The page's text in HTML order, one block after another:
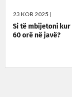
23 KOR 2025 |
Si të mbijetoni kur
60 orë në javë?